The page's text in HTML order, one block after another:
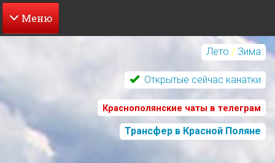
Перейти
содержанию
Лето / Зима
Открытые сейчас канатки
Краснополянские чаты в телеграм
Трансфер в Красной Поляне